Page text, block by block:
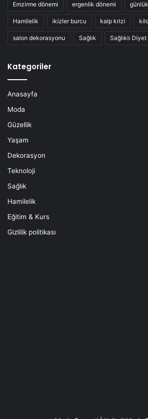
Emzirme dönemi ergenlik dönemi
Hamilelik ikizler burcu kalp krizi
salon dekorasyonu Sağlık Sağlıklı Diyet
Kategoriler
Anasayfa
Moda
Güzellik
Yaşam
Dekorasyon
Teknoloji
Sağlık
Hamilelik
Eğitim & Kurs
Gizlilik politikası